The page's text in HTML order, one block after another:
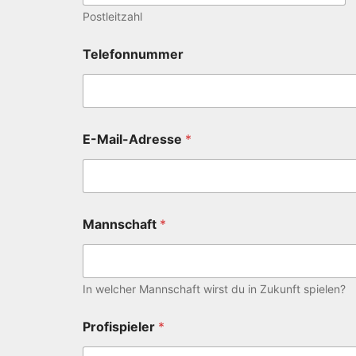
Postleitzahl
Telefonnummer
E-Mail-Adresse *
Mannschaft *
In welcher Mannschaft wirst du in Zukunft spielen?
Profispieler *